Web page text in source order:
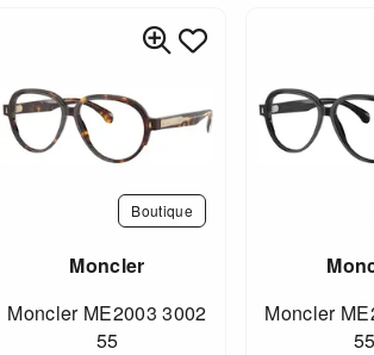
Boutique
Moncler
Moncler ME2003 3002
55
Moncler
55